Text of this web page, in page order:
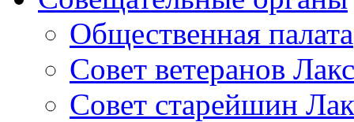
Общественная палата
Совет ветеранов
Совет старейшин